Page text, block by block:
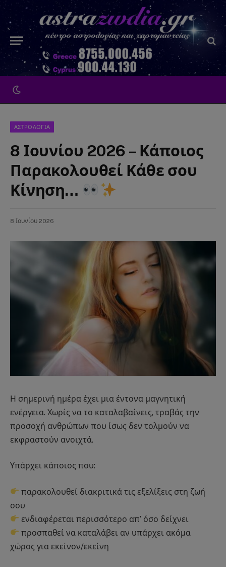
ΑΣΤΡΟΛΟΓΙΑ
8 Ιουνίου 2026 – Κάποιος
Παρακολουθεί Κάθε σου
Κίνηση…
8 Ιουνίου 2026
Η σημερινή ημέρα έχει μια έντονα μαγνητική
ενέργεια. Χωρίς να το καταλαβαίνεις, τραβάς την
προσοχή ανθρώπων που ίσως δεν τολμούν να
εκφραστούν ανοιχτά.
Υπάρχει κάποιος που:
παρακολουθεί διακριτικά τις εξελίξεις στη ζωή
σου
ενδιαφέρεται περισσότερο απ’ όσο δείχνει
προσπαθεί να καταλάβει αν υπάρχει ακόμα
χώρος για εκείνον/εκείνη